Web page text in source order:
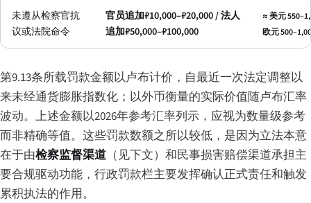
未遵从检察官抗
议或法院命令
官员追加₽10,000–₽20,000 / 法人
追加₽50,000–₽100,000
≈ 美元
欧元
第9.13条所载罚款金额以卢布计价，自最近一次法定调整以
来未经通货膨胀指数化；以外币衡量的实际价值随卢布汇率
波动。上述金额以2026年参考汇率列示，应视为数量级参考
而非精确等值。这些罚款数额之所以较低，是因为立法本意
在于由检察监督渠道 （见下文）和民事损害赔偿渠道承担主
要合规驱动功能，行政罚款栏主要发挥确认正式责任和触发
累积执法的作用。